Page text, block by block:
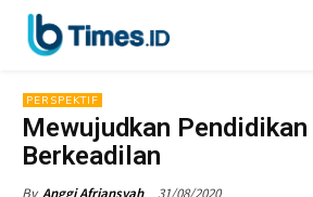
PERSPEKTIF
Mewujudkan Pendidikan
Berkeadilan
By Anggi Afriansyah 31/08/2020